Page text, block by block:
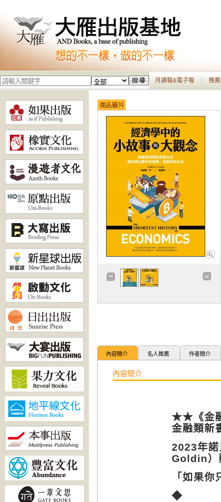
月讀報&電子報 推
內容簡介 名人推薦 作者簡介
內容簡介
★★《金
金融類
2023年
Goldin
「如果
◆